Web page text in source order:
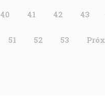
40 41 42 43
51 52 53